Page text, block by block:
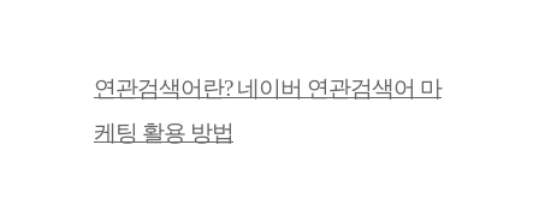
연관검색어란? 네이버 연관검색어 마
케팅 활용 방법